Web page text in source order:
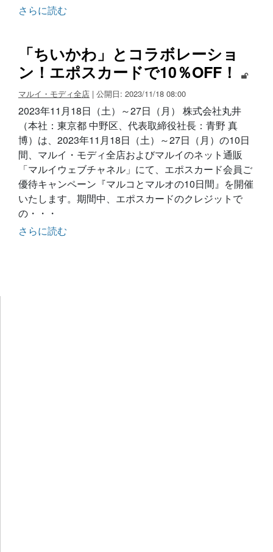
さらに読む
「ちいかわ」とコラボレーショ
ン！エポスカードで10％OFF！
マルイ・モディ全店 | 公開日: 2023/11/18 08:00
2023年11月18日（土）～27日（月） 株式会社丸井
（本社：東京都 中野区、代表取締役社長：青野 真
博）は、2023年11月18日（土）～27日（月）の10日
間、マルイ・モディ全店およびマルイのネット通販
「マルイウェブチャネル」にて、エポスカード会員ご
優待キャンペーン『マルコとマルオの10日間』を開催
いたします。期間中、エポスカードのクレジットで
の・・・
さらに読む